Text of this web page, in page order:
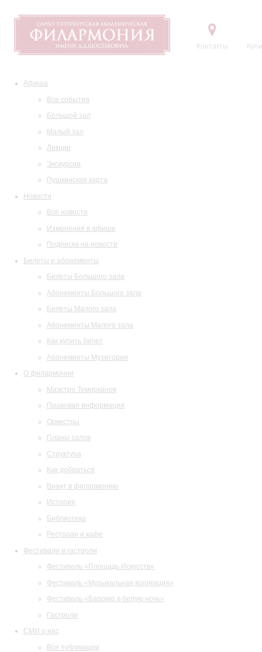
Контакты
Афиша
Все события
Большой зал
Малый зал
Лекции
Экскурсии
Пушкинская карта
Новости
Все новости
Изменения в афише
Подписка на новости
Билеты и абонементы
Билеты Большого зала
Абонементы Большого зала
Билеты Малого зала
Абонементы Малого зала
Как купить билет
Абонементы Музитория
О филармонии
Маэстро Темирканов
Правовая информация
Оркестры
Планы залов
Структура
Как добраться
Визит в филармонию
История
Библиотека
Ресторан и кафе
Фестивали и гастроли
Фестиваль «Площадь Искусств»
Фестиваль «Музыкальная коллекция»
Фестиваль «Барокко в белую ночь»
Гастроли
СМИ о нас
Все публикации